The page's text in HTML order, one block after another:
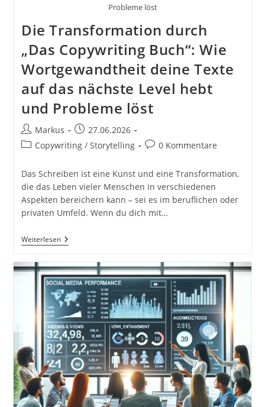
Und
Sichtbarkeit
Probleme löst
Die Transformation durch
„Das Copywriting Buch“: Wie
Wortgewandtheit deine Texte
auf das nächste Level hebt
und Probleme löst
Beitrags-
Autor:
Markus
Beitrag
veröffentlicht:
27.06.2026
Beitrags-
Copywriting / Storytelling
Beitrags-
0 Kommentare
Das Schreiben ist eine Kunst und eine Transformation,
die das Leben vieler Menschen in verschiedenen
Aspekten bereichern kann – sei es im beruflichen oder
privaten Umfeld. Wenn du dich mit…
WeiterlesenDie
Transformation
„Das
Copywriting
Buch“:
Wie
Wortgewandtheit
Deine
Texte
Auf
Das
Nächste
Level
Hebt
Und
Probleme
Löst